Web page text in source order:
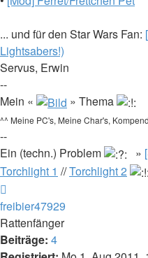
... und für den Star Wars Fan:
Lightsabers!)
Servus, Erwin
--
Mein «
» Thema
^^ Meine PC's, Meine Char's,
--
Ein (techn.) Problem
»
Torchlight 1 //Torchlight 2
oben
freibier47929
Rattenfänger
Beiträge: 4